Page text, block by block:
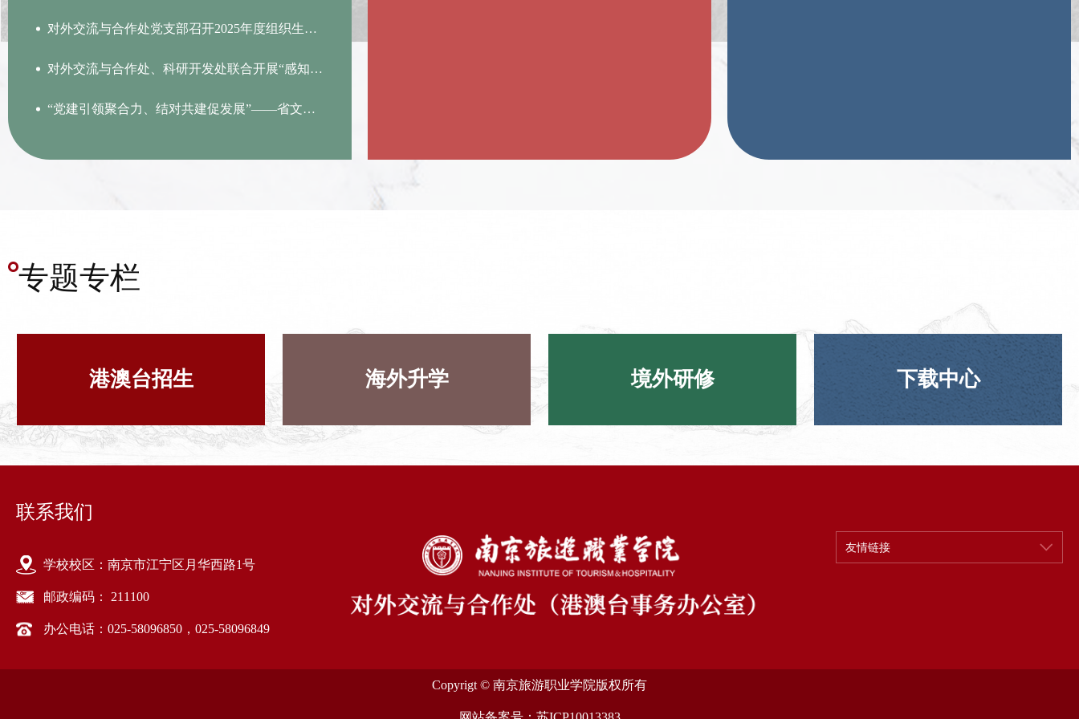
对外交流与合作处党支部召开2025年度组织生活会暨民主评议党...
对外交流与合作处、科研开发处联合开展“感知中国之美 · 共筑...
“党建引领聚合力、结对共建促发展”——省文旅厅机关第十六...
专题专栏
港澳台招生 海外升学 境外研修 下载中心
联系我们
学校校区：南京市江宁区月华西路1号
邮政编码： 211100
办公电话：025-58096850，025-58096849
友情链接
Copyrigt © 南京旅游职业学院版权所有